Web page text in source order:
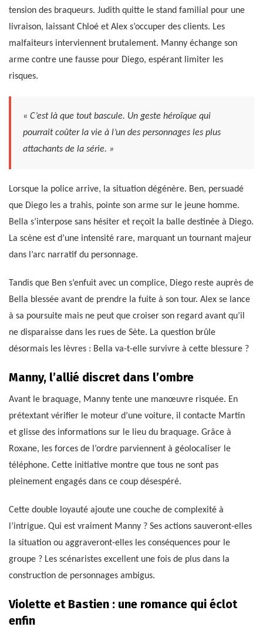
tension des braqueurs. Judith quitte le stand familial pour une
livraison, laissant Chloé et Alex s’occuper des clients. Les
malfaiteurs interviennent brutalement. Manny échange son
arme contre une fausse pour Diego, espérant limiter les
risques.
« C’est là que tout bascule. Un geste héroïque qui
pourrait coûter la vie à l’un des personnages les plus
attachants de la série. »
Lorsque la police arrive, la situation dégénère. Ben, persuadé
que Diego les a trahis, pointe son arme sur le jeune homme.
Bella s’interpose sans hésiter et reçoit la balle destinée à Diego.
La scène est d’une intensité rare, marquant un tournant majeur
dans l’arc narratif du personnage.
Tandis que Ben s’enfuit avec un complice, Diego reste auprès de
Bella blessée avant de prendre la fuite à son tour. Alex se lance
à sa poursuite mais ne peut que croiser son regard avant qu’il
ne disparaisse dans les rues de Sète. La question brûle
désormais les lèvres : Bella va-t-elle survivre à cette blessure ?
Manny, l’allié discret dans l’ombre
Avant le braquage, Manny tente une manœuvre risquée. En
prétextant vérifier le moteur d’une voiture, il contacte Martin
et glisse des informations sur le lieu du braquage. Grâce à
Roxane, les forces de l’ordre parviennent à géolocaliser le
téléphone. Cette initiative montre que tous ne sont pas
pleinement engagés dans ce coup désespéré.
Cette double loyauté ajoute une couche de complexité à
l’intrigue. Qui est vraiment Manny ? Ses actions sauveront-elles
la situation ou aggraveront-elles les conséquences pour le
groupe ? Les scénaristes excellent une fois de plus dans la
construction de personnages ambigus.
Violette et Bastien : une romance qui éclot
enfin